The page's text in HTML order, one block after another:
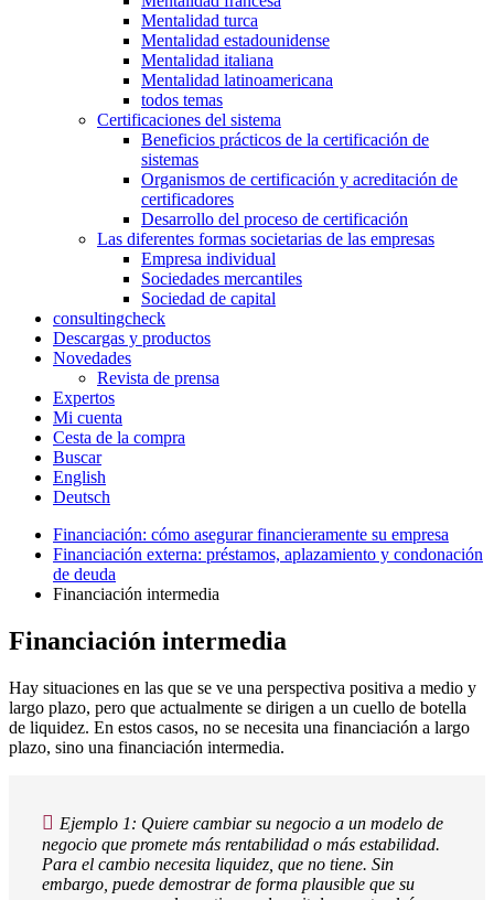
Mentalidad turca
Mentalidad estadounidense
Mentalidad italiana
Mentalidad latinoamericana
todos temas
Certificaciones del sistema
Beneficios prácticos de la certificación de
sistemas
Organismos de certificación y acreditación de
certificadores
Desarrollo del proceso de certificación
Las diferentes formas societarias de las empresas
Empresa individual
Sociedades mercantiles
Sociedad de capital
consultingcheck
Descargas y productos
Novedades
Revista de prensa
Expertos
Mi cuenta
Cesta de la compra
Buscar
English
Deutsch
Financiación: cómo asegurar financieramente su empresa
Financiación externa: préstamos, aplazamiento y condonación
de deuda
Financiación intermedia
Financiación intermedia
Hay situaciones en las que se ve una perspectiva positiva a medio y
largo plazo, pero que actualmente se dirigen a un cuello de botella
de liquidez. En estos casos, no se necesita una financiación a largo
plazo, sino una financiación intermedia.
Ejemplo 1: Quiere cambiar su negocio a un modelo de
negocio que promete más rentabilidad o más estabilidad.
Para el cambio necesita liquidez, que no tiene. Sin
embargo, puede demostrar de forma plausible que su